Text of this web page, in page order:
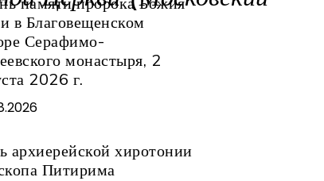
в Благовещенском
Серафимо-
монастыря, 2
2026 г.
архиерейской хиротонии
Питирима